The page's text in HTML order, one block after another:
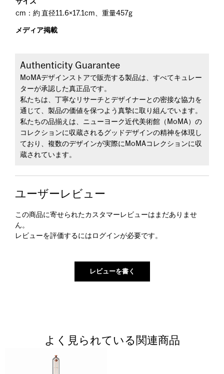
サイズ
cm：約 直径11.6×17.1cm、重量457g
メディア掲載
Authenticity Guarantee
MoMAデザインストアで販売する製品は、すべてキュレー
ターが承認した真正品です。
私たちは、丁寧なリサーチとデザイナーとの密接な協力を
通じて、製品の価値を保つよう真摯に取り組んでいます。
私たちの品揃えは、ニューヨーク近代美術館（MoMA）の
コレクションに収蔵されるグッドデザインの精神を体現し
ており、複数のデザインが実際にMoMAコレクションに収
蔵されています。
ユーザーレビュー
この商品に寄せられたカスタマーレビューはまだありませ
ん。
レビューを評価するには ログインが必要です。
よく見られている関連商品